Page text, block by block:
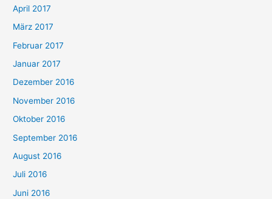
April 2017
März 2017
Februar 2017
Januar 2017
Dezember 2016
November 2016
Oktober 2016
September 2016
August 2016
Juli 2016
Juni 2016